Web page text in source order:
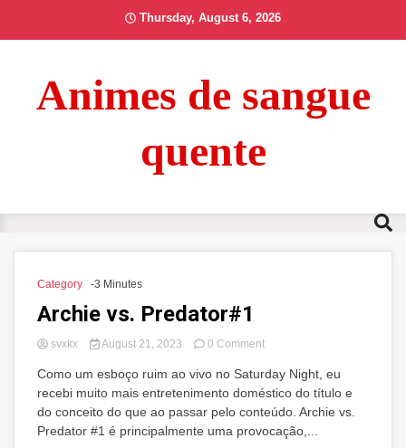
Thursday, August 6, 2026
Animes de sangue
quente
Category -3 Minutes
Archie vs. Predator#1
svxkx August 21, 2023 0 Commenton
vs.
Predator#1
Como um esboço ruim ao vivo no Saturday Night, eu
recebi muito mais entretenimento doméstico do título e
do conceito do que ao passar pelo conteúdo. Archie vs.
Predator #1 é principalmente uma provocação,...